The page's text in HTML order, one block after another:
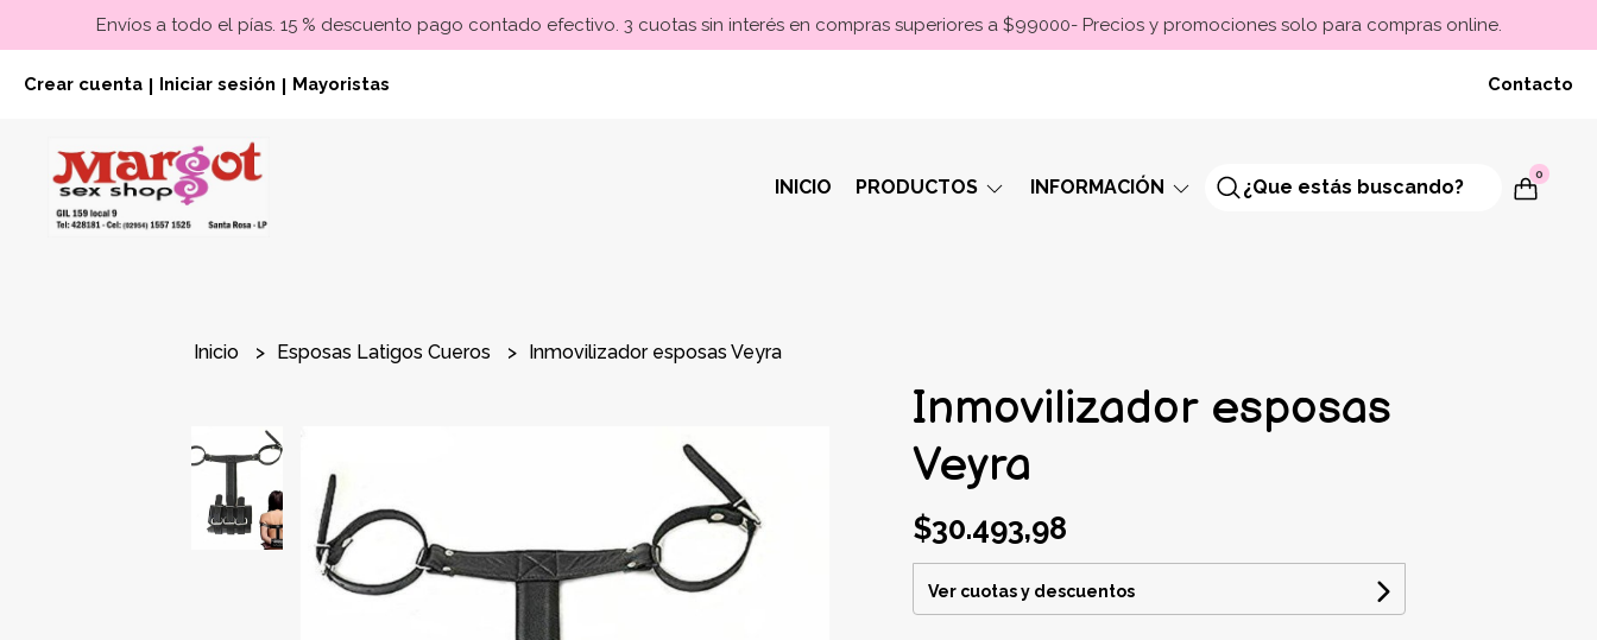
Envíos a todo el pías. 15 % descuento pago contado efectivo. 3 cuotas sin interés en compras superiores a $99000- Precios y promociones solo para compras online.
Crear cuenta Iniciar sesión Mayoristas Contacto
INICIO PRODUCTOS INFORMACIÓN
0
Inicio Esposas Latigos Cueros Inmovilizador esposas Veyra
Inmovilizador esposas
Veyra
$30.493,98
Ver cuotas y descuentos